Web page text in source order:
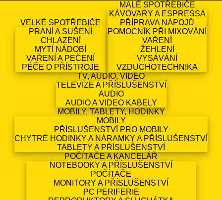
VELKÉ SPOTŘEBIČE
PRANÍ A SUŠENÍ
CHLAZENÍ
MYTÍ NÁDOBÍ
VAŘENÍ A PEČENÍ
PÉČE O PŘÍSTROJE
MALÉ SPOTŘEBIČE
KÁVOVARY A ESPRESSA
PŘÍPRAVA NÁPOJŮ
POMOCNÍK PŘI MIXOVÁNÍ
VAŘENÍ
ŽEHLENÍ
VYSÁVÁNÍ
VZDUCHOTECHNIKA
TV, AUDIO, VIDEO
TELEVIZE A PŘÍSLUŠENSTVÍ
AUDIO
AUDIO A VIDEO KABELY
MOBILY, TABLETY, HODINKY
MOBILY
PŘÍSLUŠENSTVÍ PRO MOBILY
CHYTRÉ HODINKY A NÁRAMKY A PŘÍSLUŠENSTVÍ
TABLETY A PŘÍSLUŠENSTVÍ
POČÍTAČE A KANCELÁŘ
NOTEBOOKY A PŘÍSLUŠENSTVÍ
POČÍTAČE
MONITORY A PŘÍSLUŠENSTVÍ
PC PERIFERIE